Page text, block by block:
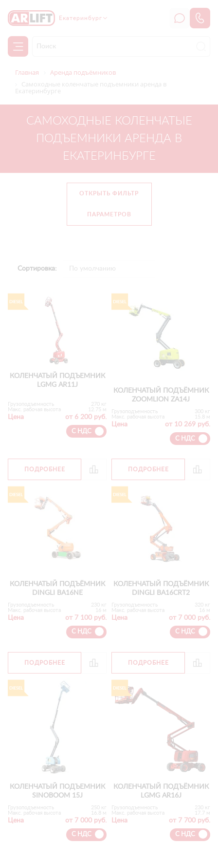
Екатеринбург
Главная
Аренда подъёмников
Самоходные коленчатые подъемники аренда в
Екатеринбурге
САМОХОДНЫЕ КОЛЕНЧАТЫЕ
ПОДЪЕМНИКИ АРЕНДА В
ЕКАТЕРИНБУРГЕ
ОТКРЫТЬ ФИЛЬТР
ПАРАМЕТРОВ
Сортировка:
КОЛЕНЧАТЫЙ ПОДЪЕМНИК
LGMG AR11J
Грузоподъемность
270 кг
Макс. рабочая высота
12.75 м
Цена от 6 200 руб.
С НДС
ПОДРОБНЕЕ
КОЛЕНЧАТЫЙ ПОДЪЁМНИК
ZOOMLION ZA14J
Грузоподъемность
300 кг
Макс. рабочая высота
15.8 м
Цена от 10 269 руб.
С НДС
ПОДРОБНЕЕ
КОЛЕНЧАТЫЙ ПОДЪЁМНИК
DINGLI BA16NE
Грузоподъемность
230 кг
Макс. рабочая высота
16 м
Цена от 7 100 руб.
С НДС
ПОДРОБНЕЕ
КОЛЕНЧАТЫЙ ПОДЪЁМНИК
DINGLI BA16CRT2
Грузоподъемность
320 кг
Макс. рабочая высота
16 м
Цена от 7 000 руб.
С НДС
ПОДРОБНЕЕ
КОЛЕНЧАТЫЙ ПОДЪЕМНИК
SINOBOOM 15J
Грузоподъемность
250 кг
Макс. рабочая высота
16.8 м
Цена от 7 000 руб.
С НДС
КОЛЕНЧАТЫЙ ПОДЪЁМНИК
LGMG AR16J
Грузоподъемность
230 кг
Макс. рабочая высота
17.7 м
Цена от 7 700 руб.
С НДС